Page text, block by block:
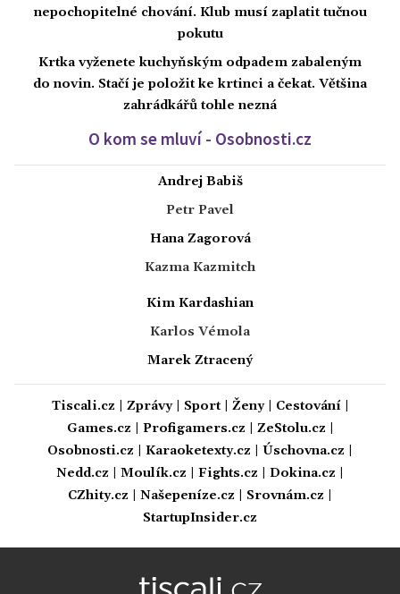
nepochopitelné chování. Klub musí zaplatit tučnou
pokutu
Krtka vyženete kuchyňským odpadem zabaleným
do novin. Stačí je položit ke krtinci a čekat. Většina
zahrádkářů tohle nezná
O kom se mluví - Osobnosti.cz
Andrej Babiš
Petr Pavel
Hana Zagorová
Kazma Kazmitch
Kim Kardashian
Karlos Vémola
Marek Ztracený
Tiscali.cz Zprávy| Sport| Ženy| Cestování|
Games.cz
Profigamers.cz ZeStolu.cz
Osobnosti.cz
Karaoketexty.cz Úschovna.cz
Nedd.cz
Moulík.cz Fights.cz Dokina.cz
CZhity.cz
Našepeníze.cz Srovnám.cz
StartupInsider.cz